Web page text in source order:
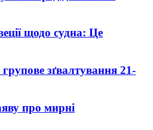
щодо судна: Це
зґвалтування 21-
про мирні